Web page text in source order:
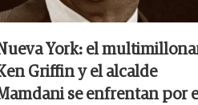
York: el
Griffin y el alcalde
se enfrentan por